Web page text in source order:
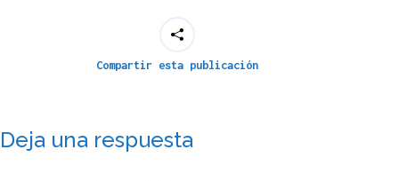
Compartir esta publicación
Deja una respuesta